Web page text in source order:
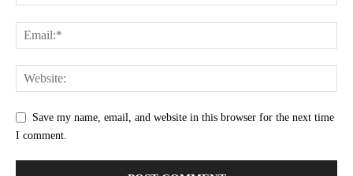
Save my name, email, and website in this browser for the next time
I comment.